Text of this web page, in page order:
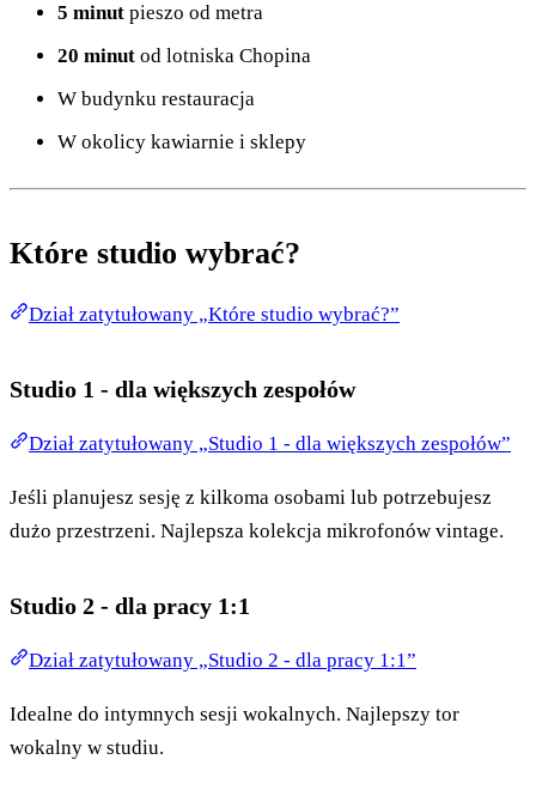
5 minut pieszo od metra
20 minut od lotniska Chopina
W budynku restauracja
W okolicy kawiarnie i sklepy
Które studio wybrać?
Dział zatytułowany „Które studio wybrać?”
Studio 1 - dla większych zespołów
Dział zatytułowany „Studio 1 - dla większych zespołów”
Jeśli planujesz sesję z kilkoma osobami lub potrzebujesz
dużo przestrzeni. Najlepsza kolekcja mikrofonów vintage.
Studio 2 - dla pracy 1:1
Dział zatytułowany „Studio 2 - dla pracy 1:1”
Idealne do intymnych sesji wokalnych. Najlepszy tor
wokalny w studiu.